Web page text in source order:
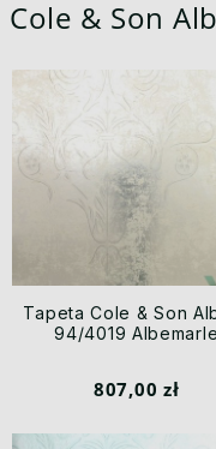
Cole & Son
Tapeta Cole & Son
94/4019 Albemarle
807,00 zł